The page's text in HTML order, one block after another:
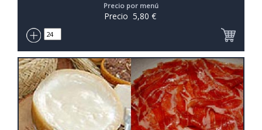
Precio por menú
Precio 5,80 €